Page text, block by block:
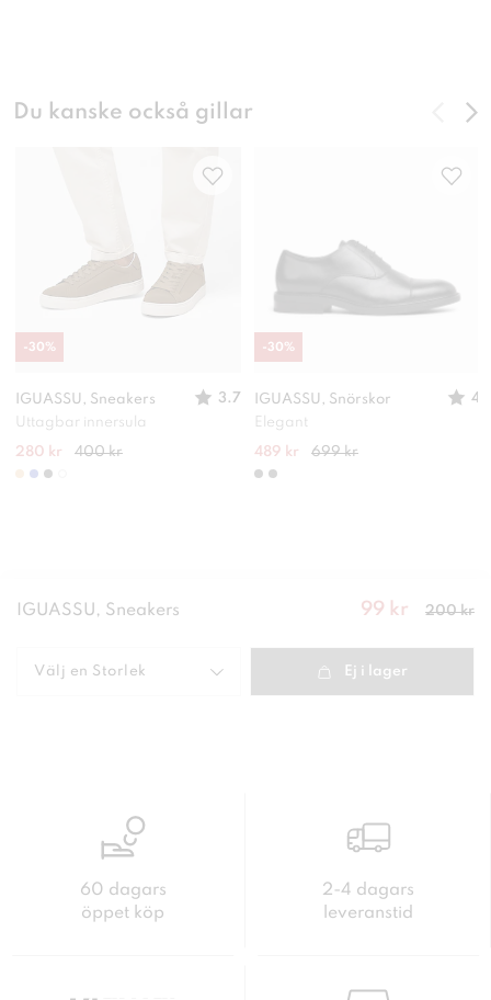
Du kanske också gillar
IGUASSU, Sneakers
3.7
Uttagbar innersula
280 kr 400 kr
-30%
IGUASSU, Snörskor
4
Elegant
489 kr 699 kr
-30%
IGUASSU, Sneakers
Nuvarande
krTidigare
pris
99 kr 200 kr
Välj en Storlek Ej i lager
60 dagars
öppet köp
2-4 dagars
leveranstid